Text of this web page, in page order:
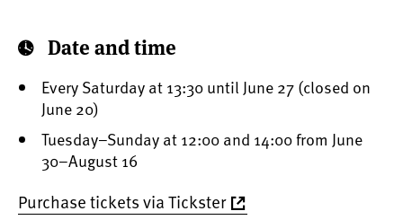
Date and time
Every Saturday at 13:30 until June 27 (closed on
June 20)
Tuesday–Sunday at 12:00 and 14:00 from June
30–August 16
Purchase tickets via Tickster